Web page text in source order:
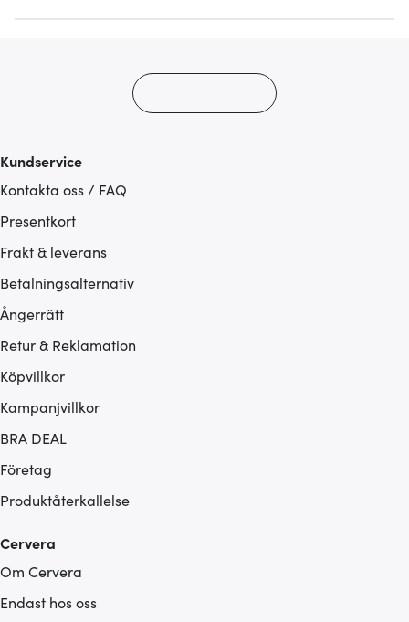
Kundservice
Kontakta oss / FAQ
Presentkort
Frakt & leverans
Betalningsalternativ
Ångerrätt
Retur & Reklamation
Köpvillkor
Kampanjvillkor
BRA DEAL
Företag
Produktåterkallelse
Cervera
Om Cervera
Endast hos oss